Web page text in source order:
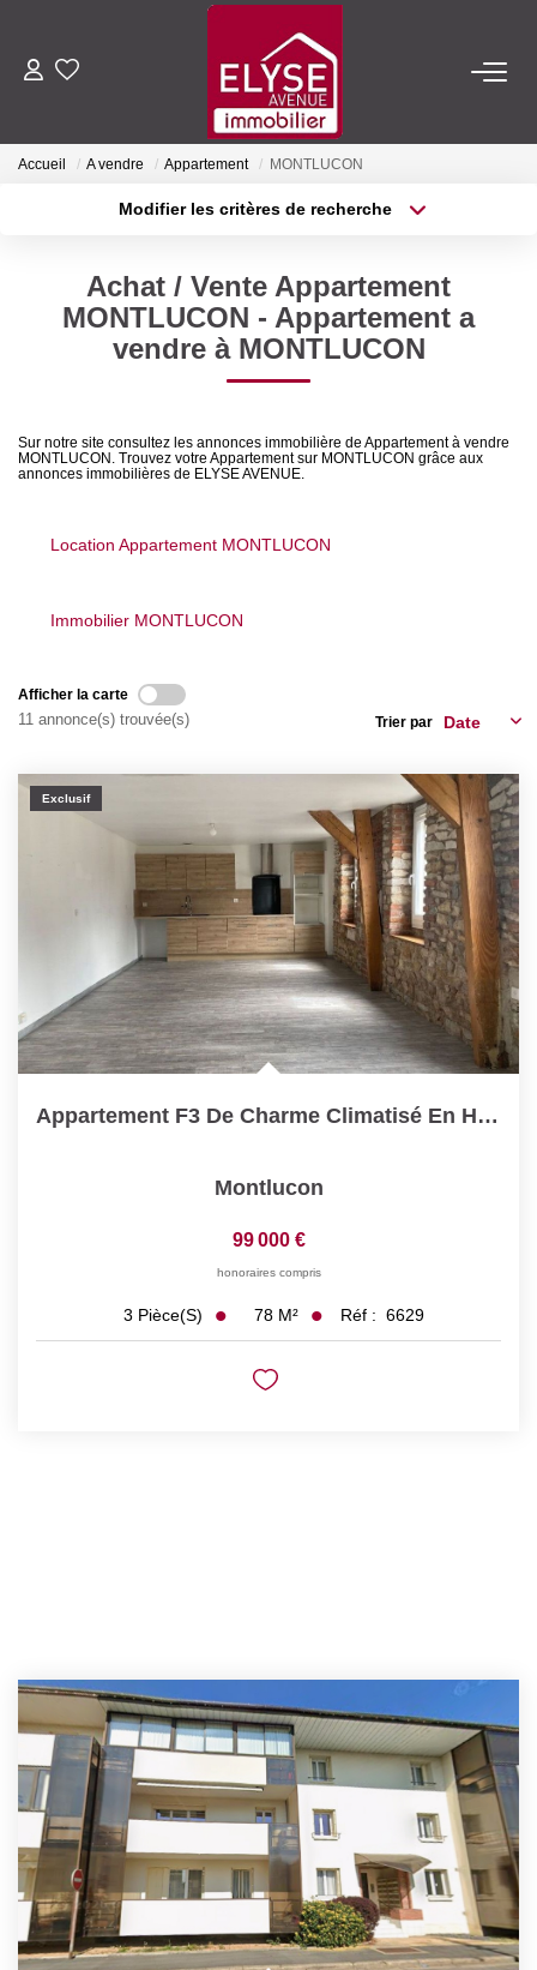
ACHETER
FAIRE GÉRER
Qui Sommes-Nous
Nos Actualités
CONTACT
Accueil A vendre Appartement MONTLUCON
Modifier les critères de recherche
Sélectionnez...
Type de bien
Surface min
Achat / Vente Appartement
MONTLUCON - Appartement a
vendre à MONTLUCON
Sur notre site consultez les annonces immobilière de Appartement à vendre
MONTLUCON. Trouvez votre Appartement sur MONTLUCON grâce aux
annonces immobilières de ELYSE AVENUE.
Location Appartement MONTLUCON
Immobilier MONTLUCON
Afficher la carte
11 annonce(s) trouvée(s) Trier par
Exclusif
Appartement F3 De Charme Climatisé En Hyper Centre De...
Montlucon
99 000 €
honoraires compris
3 Pièce(s) 78 M² Réf : 6629